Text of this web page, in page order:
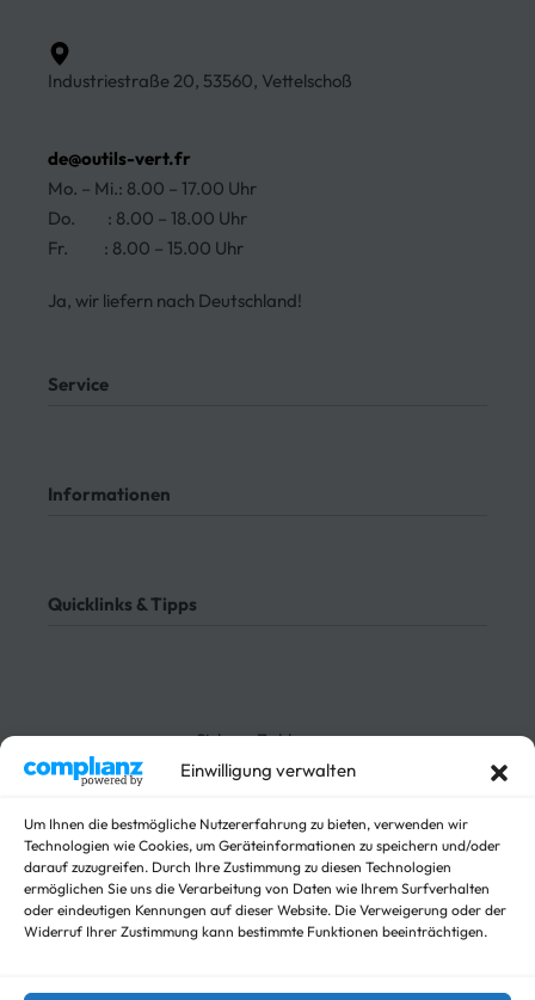
Einwilligung verwalten
Um Ihnen die bestmögliche Nutzererfahrung zu bieten, verwenden wir
Technologien wie Cookies, um Geräteinformationen zu speichern und/oder
darauf zuzugreifen. Durch Ihre Zustimmung zu diesen Technologien
ermöglichen Sie uns die Verarbeitung von Daten wie Ihrem Surfverhalten
oder eindeutigen Kennungen auf dieser Website. Die Verweigerung oder der
Widerruf Ihrer Zustimmung kann bestimmte Funktionen beeinträchtigen.
Industriestraße 20, 53560, Vettelschoß
de@outils-vert.fr
Mo. – Mi.: 8.00 – 17.00 Uhr
Do. : 8.00 – 18.00 Uhr
Fr. : 8.00 – 15.00 Uhr
Ja, wir liefern nach Deutschland!
Service
Meine Bestellungen
Informationen
Impressum
Quicklinks & Tipps
Anhänger
Arbeitsbühnen Anhänger
Autotrailer
Autotrailer geschlossen
Baumaschinen
Für Fahrzeuge
Sichere Zahlungen